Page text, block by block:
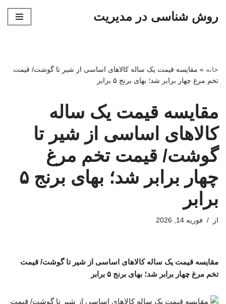
روش شناسی در مدیریت
خانه » مقایسه قیمت یک ساله کالاهای اساسی از شیر تا گوشت/ قیمت
تخم مرغ چهار برابر شد؛ بهای برنج ۵ برابر
مقایسه قیمت یک ساله
کالاهای اساسی از شیر تا
گوشت/ قیمت تخم مرغ
چهار برابر شد؛ بهای برنج ۵
برابر
از فوریه 14, 2026
مقایسه قیمت یک ساله کالاهای اساسی از شیر تا گوشت/ قیمت
تخم مرغ چهار برابر شد؛ بهای برنج ۵ برابر